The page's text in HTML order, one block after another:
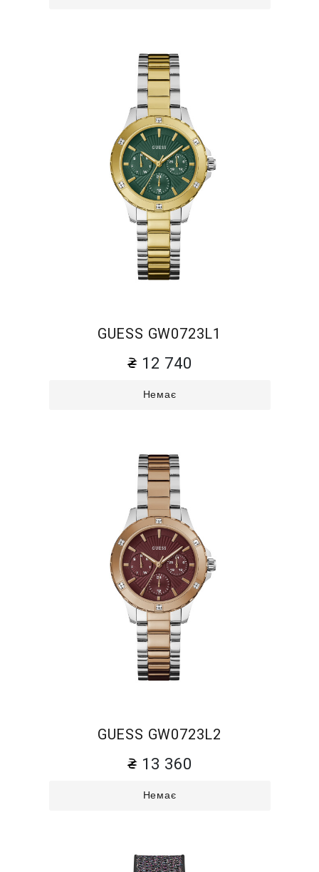
GUESS GW0723L1
12 740
Немає
GUESS GW0723L2
13 360
Немає